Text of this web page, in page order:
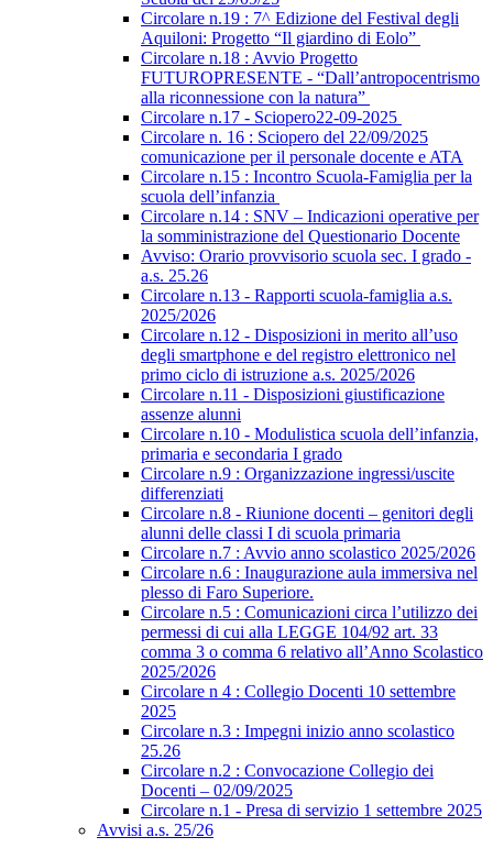
Circolare n.19 : 7^ Edizione del Festival degli
Aquiloni: Progetto “Il giardino di Eolo”
Circolare n.18 : Avvio Progetto
FUTUROPRESENTE - “Dall’antropocentrismo
alla riconnessione con la natura”
Circolare n.17 - Sciopero22-09-2025
Circolare n. 16 : Sciopero del 22/09/2025
comunicazione per il personale docente e ATA
Circolare n.15 : Incontro Scuola-Famiglia per la
scuola dell’infanzia
Circolare n.14 : SNV – Indicazioni operative per
la somministrazione del Questionario Docente
Avviso: Orario provvisorio scuola sec. I grado -
a.s. 25.26
Circolare n.13 - Rapporti scuola-famiglia a.s.
2025/2026
Circolare n.12 - Disposizioni in merito all’uso
degli smartphone e del registro elettronico nel
primo ciclo di istruzione a.s. 2025/2026
Circolare n.11 - Disposizioni giustificazione
assenze alunni
Circolare n.10 - Modulistica scuola dell’infanzia,
primaria e secondaria I grado
Circolare n.9 : Organizzazione ingressi/uscite
differenziati
Circolare n.8 - Riunione docenti – genitori degli
alunni delle classi I di scuola primaria
Circolare n.7 : Avvio anno scolastico 2025/2026
Circolare n.6 : Inaugurazione aula immersiva nel
plesso di Faro Superiore.
Circolare n.5 : Comunicazioni circa l’utilizzo dei
permessi di cui alla LEGGE 104/92 art. 33
comma 3 o comma 6 relativo all’Anno Scolastico
2025/2026
Circolare n 4 : Collegio Docenti 10 settembre
2025
Circolare n.3 : Impegni inizio anno scolastico
25.26
Circolare n.2 : Convocazione Collegio dei
Docenti – 02/09/2025
Circolare n.1 - Presa di servizio 1 settembre 2025
Avvisi a.s. 25/26